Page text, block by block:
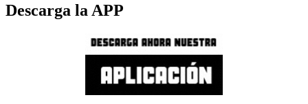
Descarga la APP